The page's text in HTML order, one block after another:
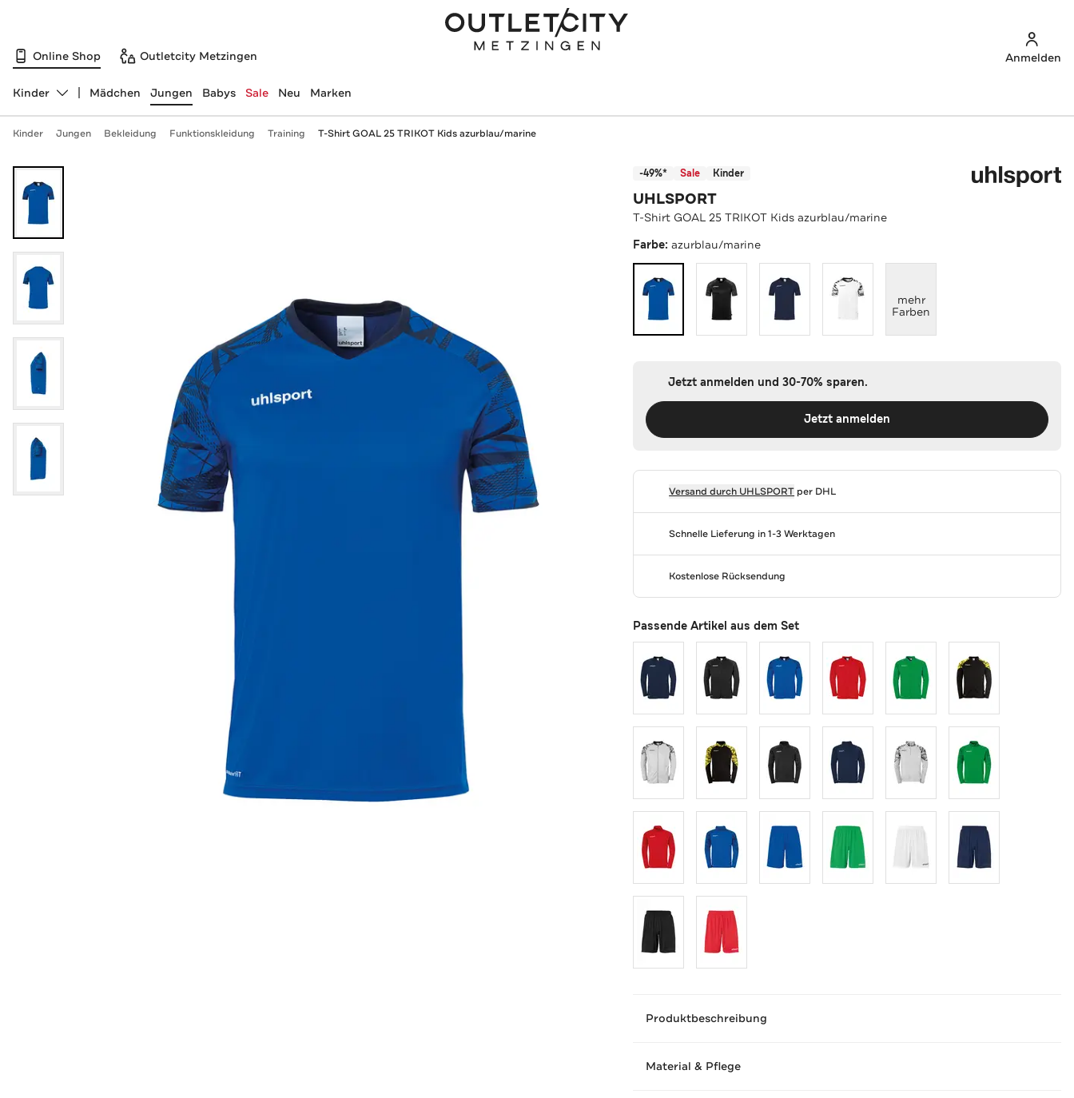
Online Shop Outletcity Metzingen Anmelden
Abteilung ändern, ausgewählt:
Kinder Mädchen Jungen Babys Sale Neu Marken
Kinder Jungen Bekleidung Funktionskleidung Training T-Shirt GOAL 25 TRIKOT Kids azurblau/marine
-49%* Sale Kinder
UHLSPORT
T-Shirt GOAL 25 TRIKOT Kids azurblau/marine
Farbe:azurblau/marine
mehr
Farben
Jetzt anmelden und 30-70% sparen.
Jetzt anmelden
Versand durch UHLSPORT per DHL
Schnelle Lieferung in 1-3 Werktagen
Kostenlose Rücksendung
Passende Artikel aus dem Set
Produktbeschreibung
Material & Pflege